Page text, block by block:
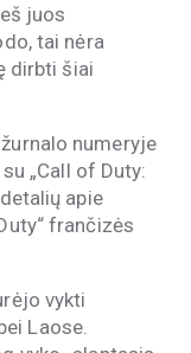
juos
tai nėra
dirbti šiai
numeryje
„Call of Duty:
apie
frančizės
vykti
Laose.